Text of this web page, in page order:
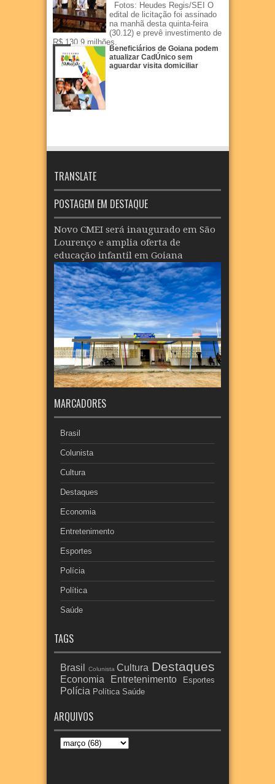
Fotos: Heudes Regis/SEI O
edital de licitação foi assinado
na manhã desta quinta-feira
(30.12) e prevê investimento de
R$ 130,9 milhões.
Beneficiários de Goiana podem
atualizar CadÚnico sem
aguardar visita domiciliar
TRANSLATE
POSTAGEM EM DESTAQUE
Novo CMEI será inaugurado em São
Lourenço e amplia oferta de
educação infantil em Goiana
MARCADORES
Brasil
Colunista
Cultura
Destaques
Economia
Entretenimento
Esportes
Polícia
Política
Saúde
TAGS
Brasil Colunista Cultura Destaques
Economia Entretenimento Esportes
Polícia Política Saúde
ARQUIVOS